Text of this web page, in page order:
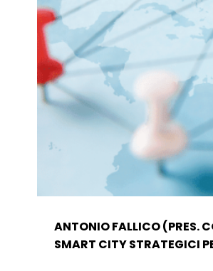
ANTONIO FALLICO (PRES.
SMART CITY STRATEGICI